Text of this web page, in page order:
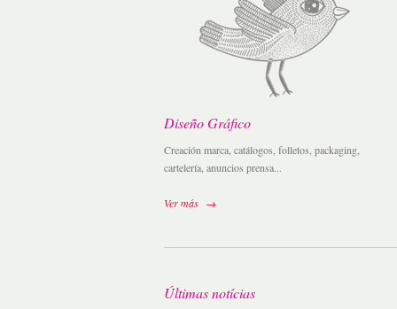
Diseño Gráfico
Creación marca, catálogos, folletos, packaging,
cartelería, anuncios prensa...
Ver más
Últimas notícias